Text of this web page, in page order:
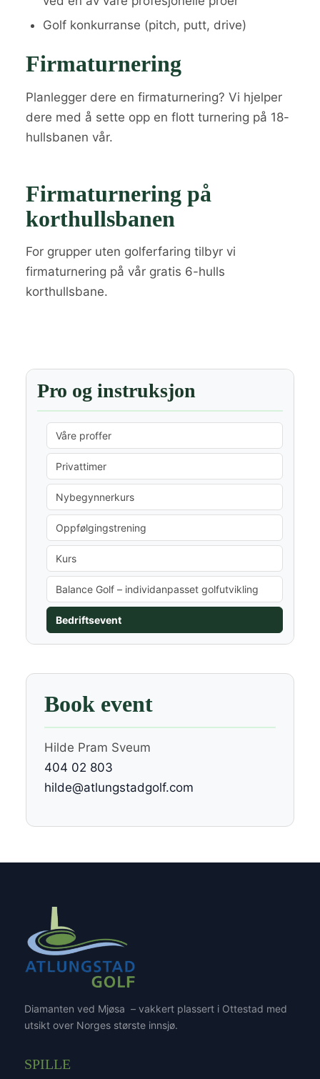
Golf konkurranse (pitch, putt, drive)
Firmaturnering
Planlegger dere en firmaturnering? Vi hjelper
dere med å sette opp en flott turnering på 18-
hullsbanen vår.
Firmaturnering på
korthullsbanen
For grupper uten golferfaring tilbyr vi
firmaturnering på vår gratis 6-hulls
korthullsbane.
Pro og instruksjon
Våre proffer
Privattimer
Nybegynnerkurs
Oppfølgingstrening
Kurs
Balance Golf – individanpasset golfutvikling
Bedriftsevent
Book event
Hilde Pram Sveum
404 02 803
hilde@atlungstadgolf.com
Diamanten ved Mjøsa – vakkert plassert i Ottestad med
utsikt over Norges største innsjø.
SPILLE